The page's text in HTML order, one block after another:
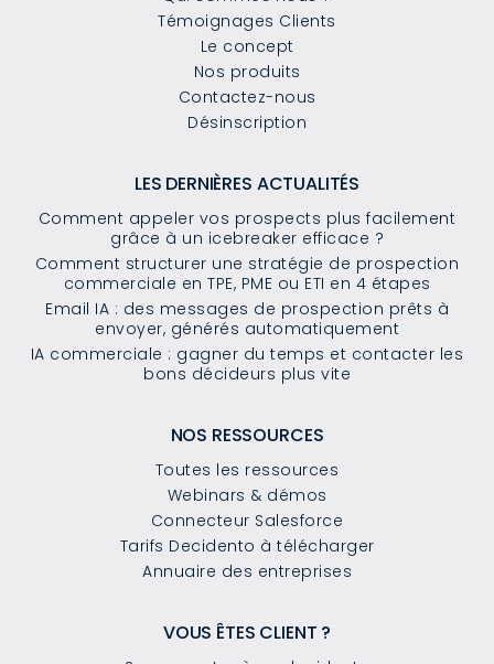
Témoignages Clients
Le concept
Nos produits
Contactez-nous
Désinscription
LES DERNIÈRES ACTUALITÉS
Comment appeler vos prospects plus facilement
grâce à un icebreaker efficace ?
Comment structurer une stratégie de prospection
commerciale en TPE, PME ou ETI en 4 étapes
Email IA : des messages de prospection prêts à
envoyer, générés automatiquement
IA commerciale : gagner du temps et contacter les
bons décideurs plus vite
NOS RESSOURCES
Toutes les ressources
Webinars & démos
Connecteur Salesforce
Tarifs Decidento à télécharger
Annuaire des entreprises
VOUS ÊTES CLIENT ?